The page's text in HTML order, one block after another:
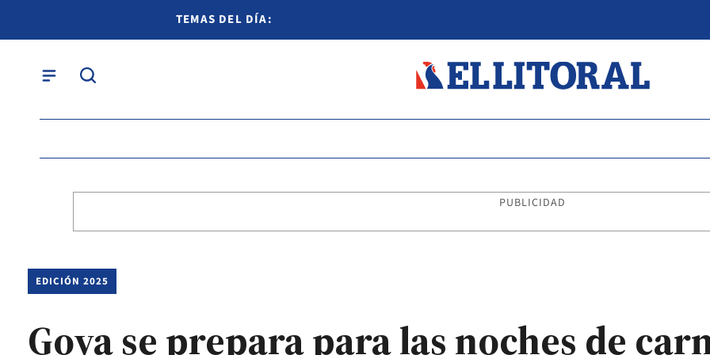
TEMAS DEL DÍA:
PUBLICIDAD
EDICIÓN 2025
Goya se prepara para las noches de